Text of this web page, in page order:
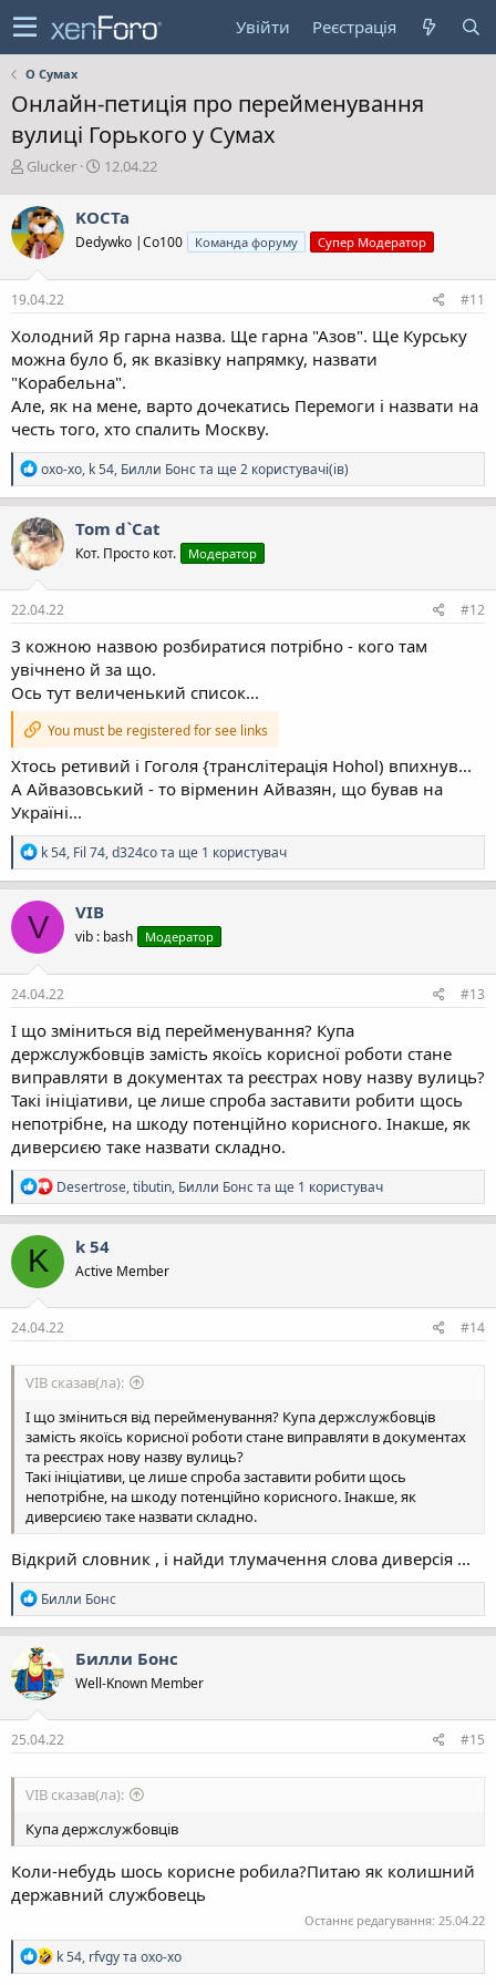
Увійти Реєстрація
О Сумах
Онлайн-петиція про перейменування
вулиці Горького у Сумах
А
т
о
р
т
е
м
Glucker
Д
а
с
в
е
н
н
я
12.04.22
KOCTa
Dedywkо |Co100 Команда форуму Супер Модератор
19.04.22 #11
Холодний Яр гарна назва. Ще гарна "Азов". Ще Курську
можна було б, як вказівку напрямку, назвати
"Корабельна".
Але, як на мене, варто дочекатись Перемоги і назвати на
честь того, хто спалить Москву.
Р
е
а
к
ц
і
ї
:
oxo-xo, k 54, Билли Бонста ще 2 користувачі(ів)
Tom d`Cat
Кот. Просто кот. Модератор
22.04.22 #12
З кожною назвою розбиратися потрібно - кого там
увічнено й за що.
Ось тут величенький список...
You must be registered for see links
Хтось ретивий і Гоголя {транслітерація Hohol) впихнув...
А Айвазовський - то вірменин Айвазян, що бував на
Україні...
Р
е
а
к
ц
і
ї
:
k 54, Fil 74,d324coта ще 1 користувач
V VIB
vib : bash Модератор
24.04.22 #13
І що зміниться від перейменування? Купа
держслужбовців замість якоїсь корисної роботи стане
виправляти в документах та реєстрах нову назву вулиць?
Такі ініціативи, це лише спроба заставити робити щось
непотрібне, на шкоду потенційно корисного. Інакше, як
диверсиєю таке назвати складно.
Р
е
а
к
ц
:
Desertrose,tibutin, Билли Бонста ще 1 користувач
K k 54
Active Member
24.04.22 #14
VIB сказав(ла):
І що зміниться від перейменування? Купа держслужбовців
замість якоїсь корисної роботи стане виправляти в документах
та реєстрах нову назву вулиць?
Такі ініціативи, це лише спроба заставити робити щось
непотрібне, на шкоду потенційно корисного. Інакше, як
диверсиєю таке назвати складно.
Відкрий словник , і найди тлумачення слова диверсія ...
Р
е
а
к
ц
і
ї
:
Билли Бонс
Билли Бонс
Well-Known Member
25.04.22 #15
VIB сказав(ла):
Купа держслужбовців
Коли-небудь шось корисне робила?Питаю як колишний
державний службовець
Останнє редагування: 25.04.22
Р
е
k 54, rfvgyта oxo-xo